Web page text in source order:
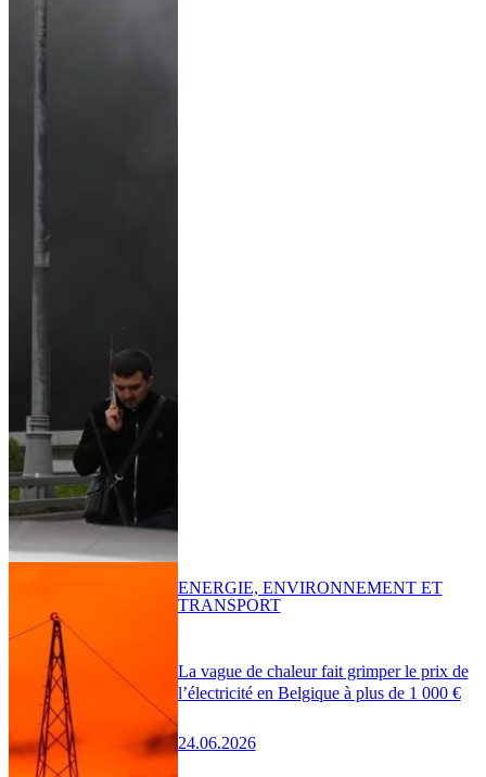
La vague de chaleur fait grimper le prix de
l’électricité en Belgique à plus de 1 000 €
24.06.2026
ENERGIE, ENVIRONNEMENT ET
TRANSPORT